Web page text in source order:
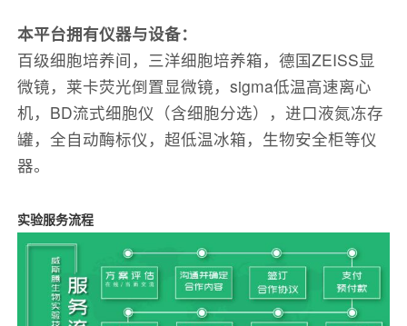
本平台拥有仪器与设备：
百级细胞培养间，三洋细胞培养箱，德国ZEISS显
微镜，莱卡荧光倒置显微镜，sigma低温高速离心
机，BD流式细胞仪（含细胞分选），进口液氮冻存
罐，全自动酶标仪，超低温冰箱，生物安全柜等仪
器。
实验服务流程